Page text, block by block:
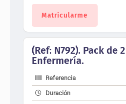
Matricularme
(Ref: N792). Pack de
Enfermería.
Referencia
Duración